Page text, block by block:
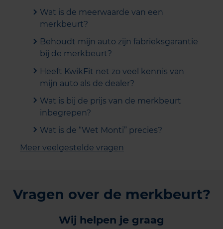
Wat is de meerwaarde van een
merkbeurt?
Behoudt mijn auto zijn fabrieksgarantie
bij de merkbeurt?
Heeft KwikFit net zo veel kennis van
mijn auto als de dealer?
Wat is bij de prijs van de merkbeurt
inbegrepen?
Wat is de “Wet Monti” precies?
Meer veelgestelde vragen
Vragen over de merkbeurt?
Wij helpen je graag